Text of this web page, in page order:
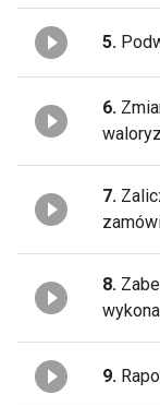
5.
6.
7.
8.
9.